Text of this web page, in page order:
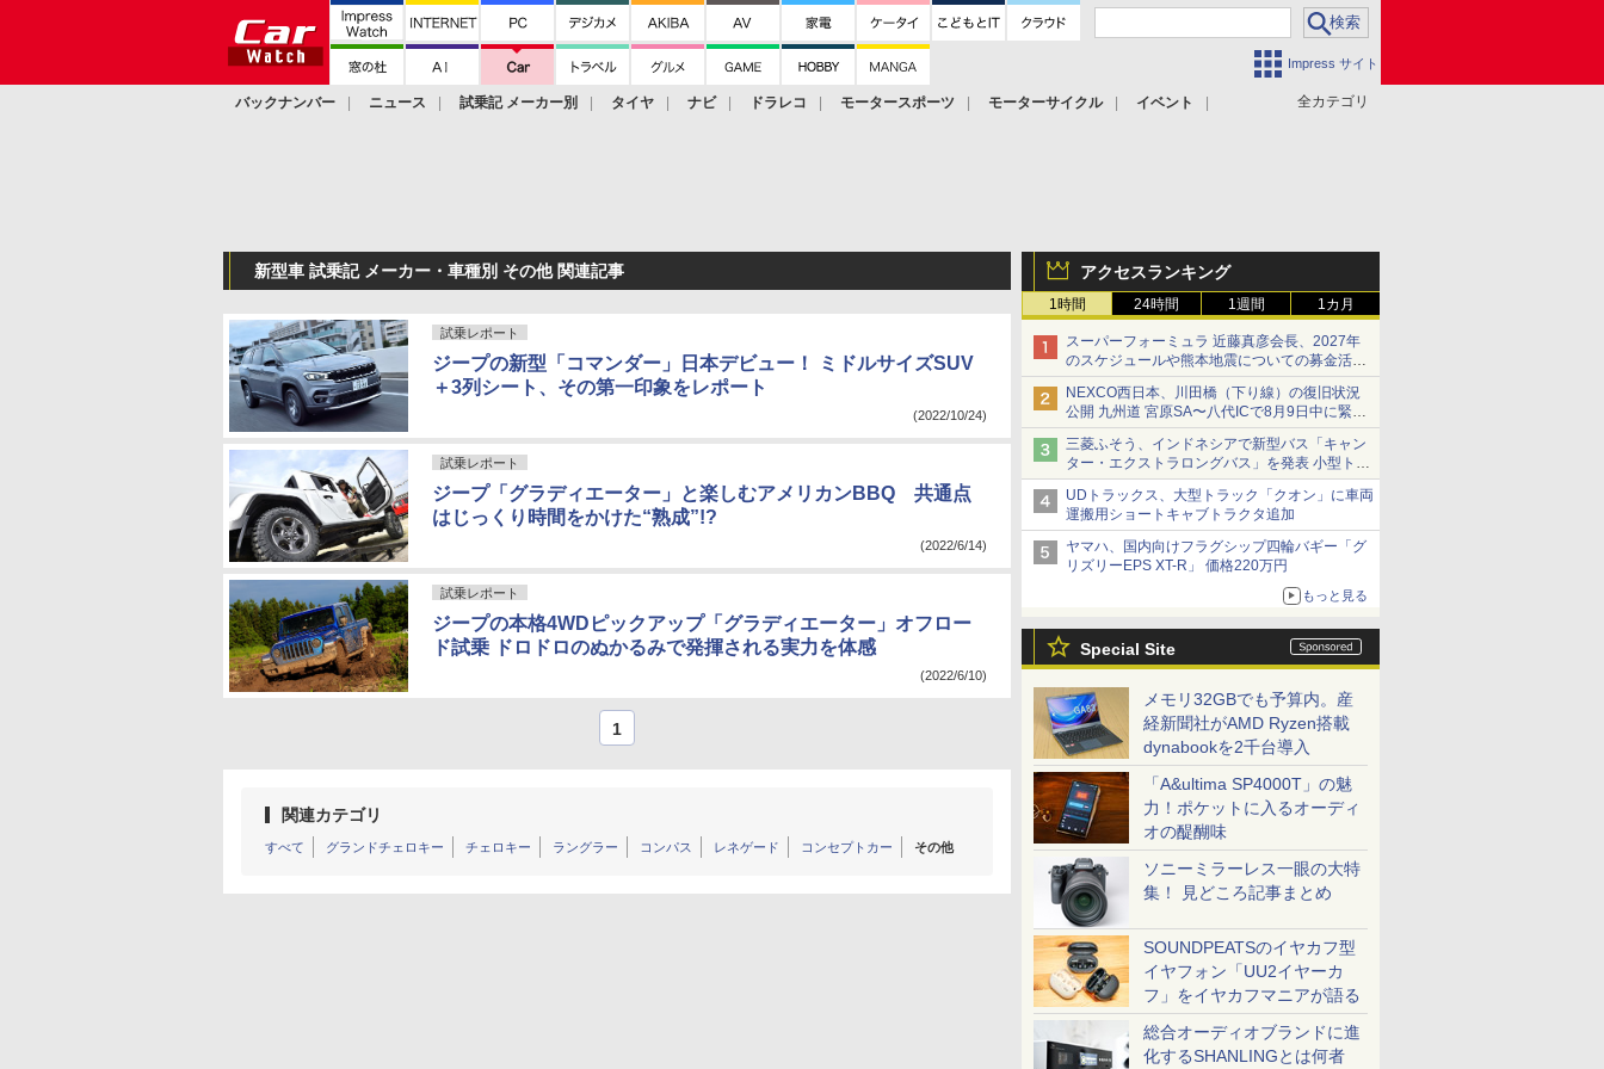
Impress サイト
全カテゴリ
バックナンバー ニュース 試乗記 メーカー別 タイヤ ナビ ドラレコ モータースポーツ モーターサイクル
イベント
アクセスランキング
1時間 24時間 1週間 1カ月
スーパーフォーミュラ 近藤真彦会長、2027年
のスケジュールや熊本地震についての募金活動
を紹介
NEXCO西日本、川田橋（下り線）の復旧状況
公開 九州道 宮原SA〜八代ICで8月9日中に緊急
車両を通行可能に
三菱ふそう、インドネシアで新型バス「キャン
ター・エクストラロングバス」を発表 小型トラ
ックベースの観光・旅客輸送向けバス
UDトラックス、大型トラック「クオン」に車両
運搬用ショートキャブトラクタ追加
ヤマハ、国内向けフラグシップ四輪バギー「グ
リズリーEPS XT-R」 価格220万円
もっと見る
Special Site
メモリ32GBでも予算内。産
経新聞社がAMD Ryzen搭載
dynabookを2千台導入
「A&ultima SP4000T」の魅
力！ポケットに入るオーディ
オの醍醐味
ソニーミラーレス一眼の大特
集！ 見どころ記事まとめ
SOUNDPEATSのイヤカフ型
イヤフォン「UU2イヤーカ
フ」をイヤカフマニアが語る
総合オーディオブランドに進
化するSHANLINGとは何者
新型車 試乗記 メーカー・車種別 その他 関連記事
試乗レポート
ジープの新型「コマンダー」日本デビュー！ ミドルサイズSUV
＋3列シート、その第一印象をレポート
(2022/10/24)
試乗レポート
ジープ「グラディエーター」と楽しむアメリカンBBQ 共通点
はじっくり時間をかけた“熟成”!?
(2022/6/14)
試乗レポート
ジープの本格4WDピックアップ「グラディエーター」オフロー
ド試乗 ドロドロのぬかるみで発揮される実力を体感
(2022/6/10)
1
関連カテゴリ
すべて グランドチェロキー チェロキー ラングラー コンパス レネゲード コンセプトカー その他